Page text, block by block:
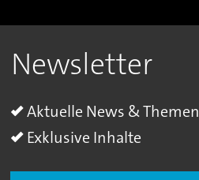
Newsletter
Aktuelle News & Themen
Exklusive Inhalte